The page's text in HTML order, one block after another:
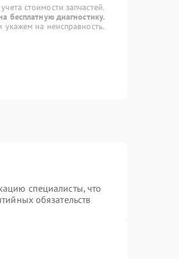
стоимости запчастей.
бесплатную диагностику.
на неисправность.
специалисты, что
обязательств